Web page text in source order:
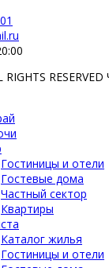
RIGHTS
Гостиницы и отели
Гостевые дома
Частный сектор
Квартиры
Каталог жилья
Гостиницы и отели